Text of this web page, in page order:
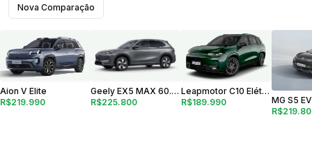
Nova Comparação
Aion V Elite
R$219.990
Geely EX5 MAX 60.22 kWh
R$225.800
Leapmotor C10 Elétrico - BEV 69.9 kWh
R$189.990
MG S5 EV